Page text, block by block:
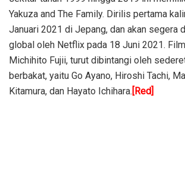
Yakuza and The Family. Dirilis pertama
Januari 2021 di Jepang, dan akan segera
global oleh Netflix pada 18 Juni 2021.
Michihito Fujii, turut dibintangi oleh
berbakat, yaitu Go Ayano, Hiroshi Tachi,
Kitamura, dan Hayato Ichihara. [Red]